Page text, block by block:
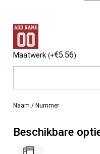
Maatwerk(+€5.56)
Naam / Nummer
Beschikbare